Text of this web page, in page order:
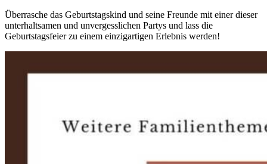
Überrasche das Geburtstagskind und seine Freunde mit einer dieser
unterhaltsamen und unvergesslichen Partys und lass die
Geburtstagsfeier zu einem einzigartigen Erlebnis werden!